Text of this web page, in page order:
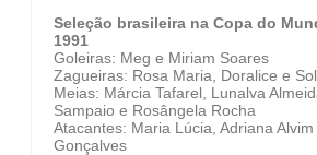
Seleção brasileira na Copa do
1991
Goleiras: Meg e Miriam Soares
Zagueiras: Rosa Maria, Doralice e
Meias: Márcia Tafarel, Lunalva
Sampaio e Rosângela Rocha
Atacantes: Maria Lúcia, Adriana
Gonçalves